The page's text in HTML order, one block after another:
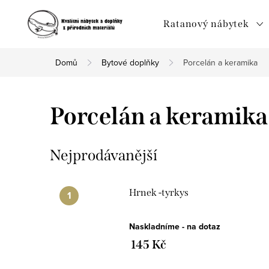
Ratanový nábytek
Domů Bytové doplňky Porcelán a keramika
Porcelán a keramika
Nejprodávanější
Hrnek -tyrkys
Naskladníme - na dotaz
145 Kč